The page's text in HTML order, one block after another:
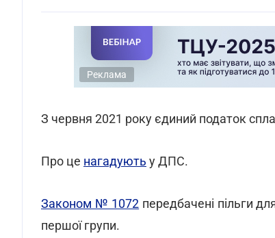
Реклама
З червня 2021 року єдиний податок
Про це нагадують у ДПС.
Законом № 1072 передбачені пільги
першої групи.